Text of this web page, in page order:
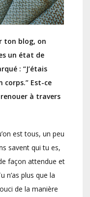
ton blog, on
un état de
: “J’étais
corps.” Est-ce
à travers
est tous, un peu
savent qui tu es,
façon attendue et
n’as plus que la
de la manière